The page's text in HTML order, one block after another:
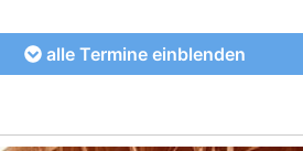
alle Termine einblenden